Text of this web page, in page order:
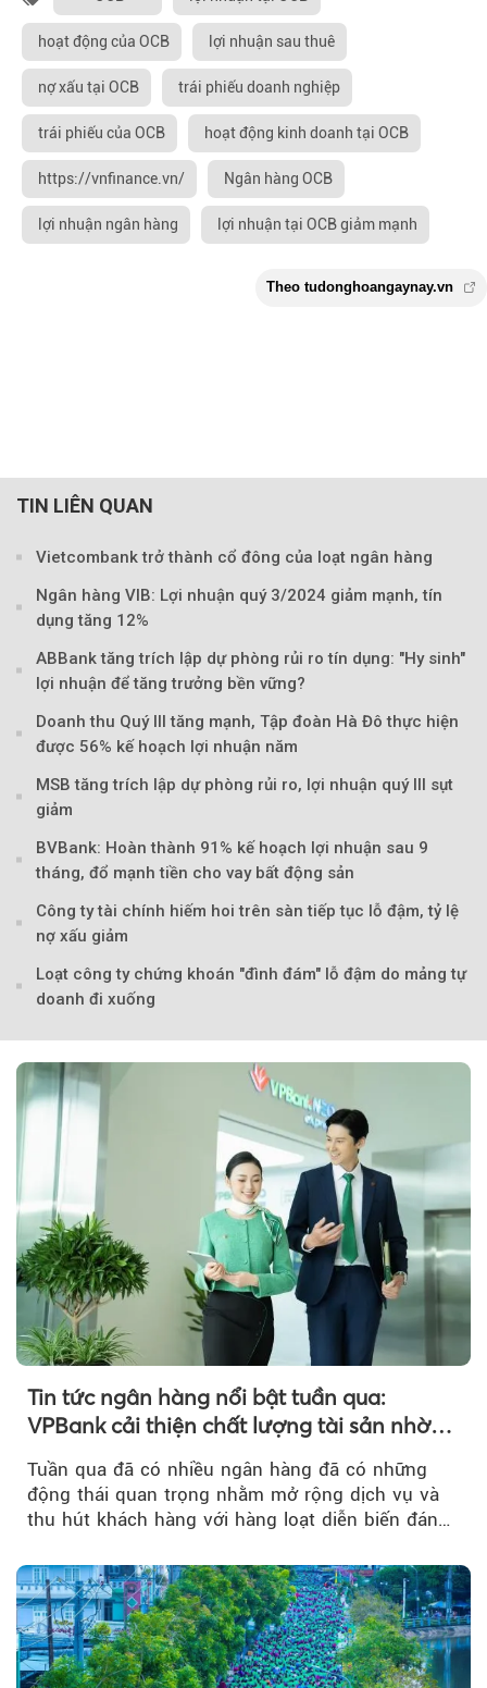
hoạt động của OCB lợi nhuận sau thuê
nợ xấu tại OCB trái phiếu doanh nghiệp
trái phiếu của OCB hoạt động kinh doanh tại OCB
https://vnfinance.vn/ Ngân hàng OCB
lợi nhuận ngân hàng lợi nhuận tại OCB giảm mạnh
Theo
TIN LIÊN QUAN
Vietcombank trở thành cổ đông của loạt ngân hàng
Ngân hàng VIB: Lợi nhuận quý 3/2024 giảm mạnh, tín
dụng tăng 12%
ABBank tăng trích lập dự phòng rủi ro tín dụng: "Hy sinh"
lợi nhuận để tăng trưởng bền vững?
Doanh thu Quý III tăng mạnh, Tập đoàn Hà Đô thực hiện
được 56% kế hoạch lợi nhuận năm
MSB tăng trích lập dự phòng rủi ro, lợi nhuận quý III sụt
giảm
BVBank: Hoàn thành 91% kế hoạch lợi nhuận sau 9
tháng, đổ mạnh tiền cho vay bất động sản
Công ty tài chính hiếm hoi trên sàn tiếp tục lỗ đậm, tỷ lệ
nợ xấu giảm
Loạt công ty chứng khoán "đình đám" lỗ đậm do mảng tự
doanh đi xuống
Tin tức ngân hàng nổi bật tuần qua:
VPBank cải thiện chất lượng tài sản nhờ
quản trị rủi ro và công nghệ
Tuần qua đã có nhiều ngân hàng đã có những
động thái quan trọng nhằm mở rộng dịch vụ và
thu hút khách hàng với hàng loạt diễn biến đáng